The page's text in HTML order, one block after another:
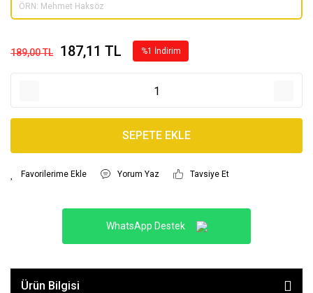
189,00 TL 187,11 TL %1 İndirim
SEPETE EKLE
Yorum Yaz Tavsiye Et
WhatsApp Destek
Ürün Bilgisi